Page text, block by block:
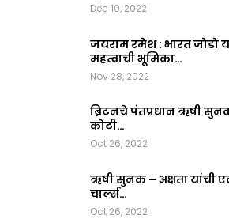
Dec 10, 2022
जयराम रमेश : भारत जोडो
महत्वाची भूमिका…
Nov 28, 2022
ब्रिटनचे पंतप्रधान ऋषी
कोटी…
Oct 26, 2022
ऋषी सुनक – अक्षता यांची
चार्ल्स…
Oct 26, 2022